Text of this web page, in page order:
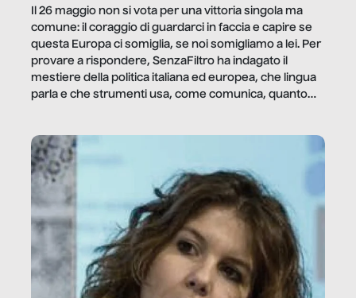
Il 26 maggio non si vota per una vittoria singola ma
comune: il coraggio di guardarci in faccia e capire se
questa Europa ci somiglia, se noi somigliamo a lei. Per
provare a rispondere, SenzaFiltro ha indagato il
mestiere della politica italiana ed europea, che lingua
parla e che strumenti usa, come comunica, quanto